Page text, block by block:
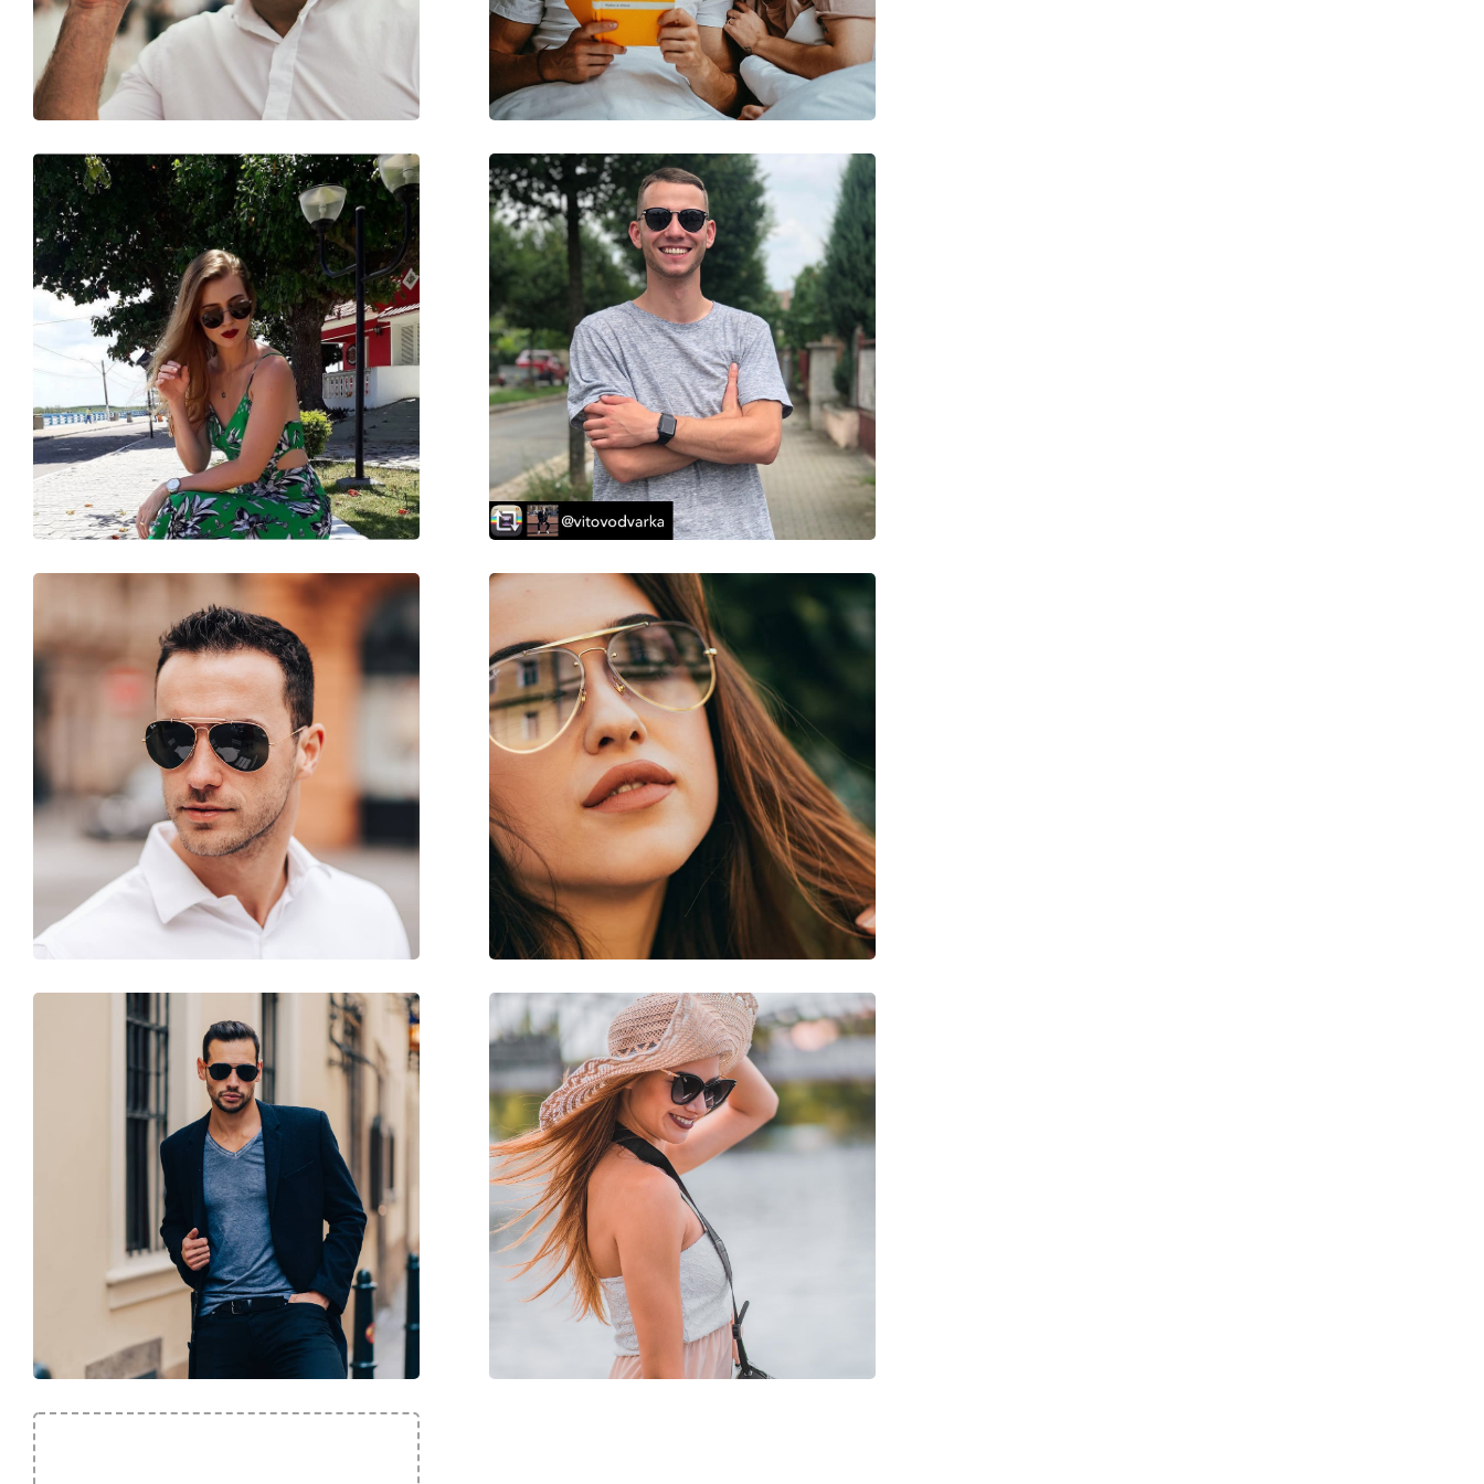
Γέφυρα:
18 mm
Βάρος:
355 γρ
Ρυθμιζόμενα μαξιλάρια μύτης:
Ναι
Εύκαμπτη άρθρωση:
Όχι
Αξεσουάρ
Παρέχονται με θήκη:
Ναι
Πανί καθαρισμού:
Ναι
Άλλα
Τύπος:
Unisex
Κατηγορία:
Γυαλιά Ηλίου Επώνυμες Μάρκες
Μάρκα:
Carrera
Χρήση:
Μόδα
Κωδικός Προϊόντος / Μοντέλο:
Glory II 001 86 59